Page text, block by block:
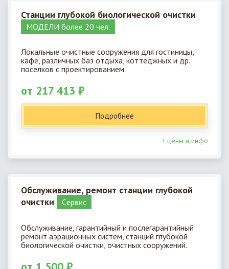
Станции глубокой биологической очистки
МОДЕЛИ более 20 чел.
Локальные очистные сооружения для гостиницы,
кафе, различных баз отдыха, коттеджных и др.
поселков с проектированием
от 217 413 ₽
Подробнее
↑ цены и инфо
Обслуживание, ремонт станции глубокой
очистки
Cервис
Обслуживание, гарантийный и послегарантийный
ремонт аэрационных систем, станций глубокой
биологической очистки, очистных сооружений.